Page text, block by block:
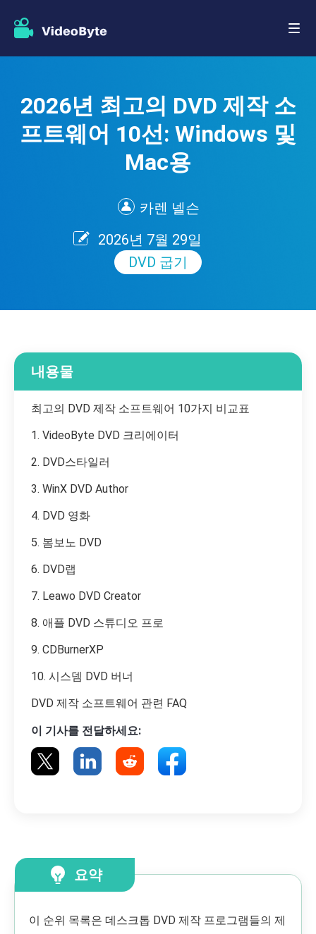
2026년 최고의 DVD 제작 소
프트웨어 10선: Windows 및
Mac용
카렌 넬슨
2026년 7월 29일
DVD 굽기
내용물
최고의 DVD 제작 소프트웨어 10가지 비교표
1. VideoByte DVD 크리에이터
2. DVD스타일러
3. WinX DVD Author
4. DVD 영화
5. 봄보노 DVD
6. DVD랩
7. Leawo DVD Creator
8. 애플 DVD 스튜디오 프로
9. CDBurnerXP
10. 시스뎀 DVD 버너
DVD 제작 소프트웨어 관련 FAQ
이 기사를 전달하세요:
요약
이 순위 목록은 데스크톱 DVD 제작 프로그램들의 제